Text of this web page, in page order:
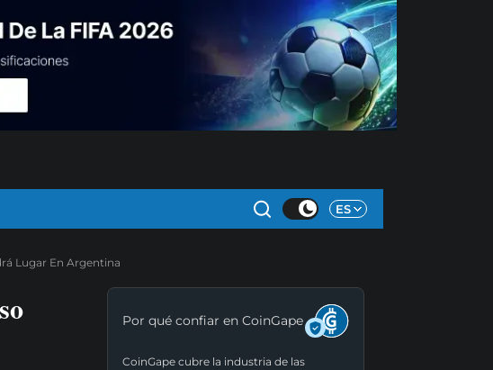
ES
Lugar En Argentina
Por qué confiar en CoinGape
CoinGape cubre la industria de las